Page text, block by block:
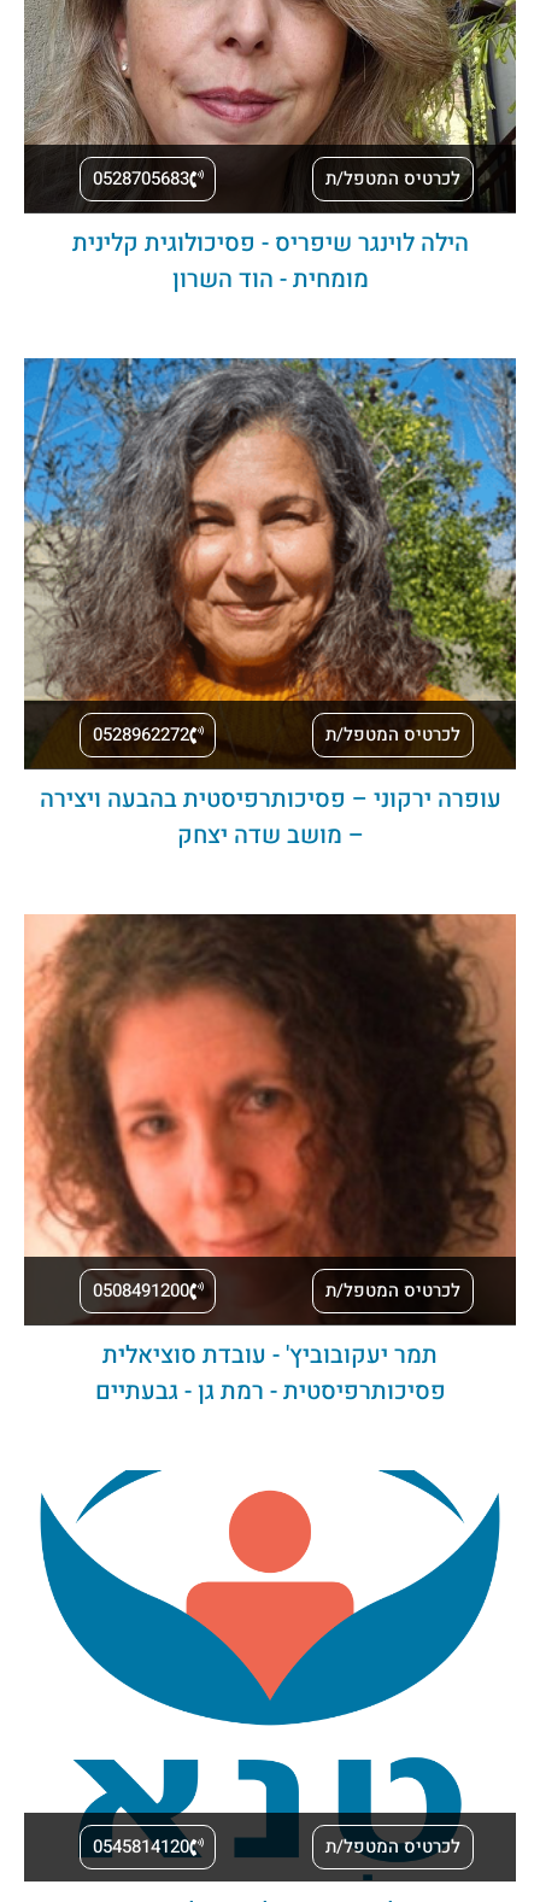
לכרטיס המטפל/ת 0528705683
הילה לוינגר שיפריס - פסיכולוגית קלינית
מומחית - הוד השרון
לכרטיס המטפל/ת 0528962272
עופרה ירקוני – פסיכותרפיסטית בהבעה ויצירה
– מושב שדה יצחק
לכרטיס המטפל/ת 0508491200
תמר יעקובוביץ' - עובדת סוציאלית
פסיכותרפיסטית - רמת גן - גבעתיים
לכרטיס המטפל/ת 0545814120